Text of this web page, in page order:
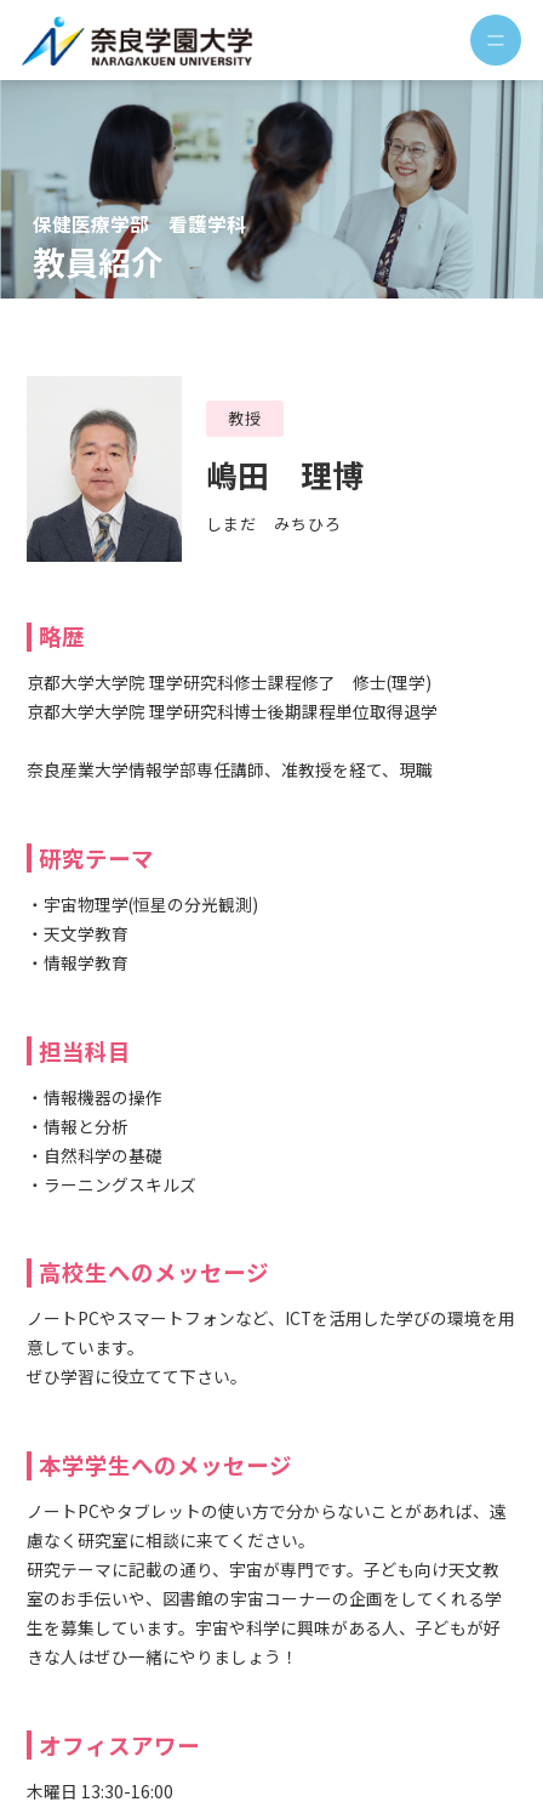
保健医療学部 看護学科
教員紹介
教授
嶋田 理博
しまだ みちひろ
略歴
京都大学大学院 理学研究科修士課程修了 修士(理学)
京都大学大学院 理学研究科博士後期課程単位取得退学
奈良産業大学情報学部専任講師、准教授を経て、現職
研究テーマ
・宇宙物理学(恒星の分光観測)
・天文学教育
・情報学教育
担当科目
・情報機器の操作
・情報と分析
・自然科学の基礎
・ラーニングスキルズ
高校生へのメッセージ
ノートPCやスマートフォンなど、ICTを活用した学びの環境を用
意しています。
ぜひ学習に役立てて下さい。
本学学生へのメッセージ
ノートPCやタブレットの使い方で分からないことがあれば、遠
慮なく研究室に相談に来てください。
研究テーマに記載の通り、宇宙が専門です。子ども向け天文教
室のお手伝いや、図書館の宇宙コーナーの企画をしてくれる学
生を募集しています。宇宙や科学に興味がある人、子どもが好
きな人はぜひ一緒にやりましょう！
オフィスアワー
木曜日 13:30-16:00